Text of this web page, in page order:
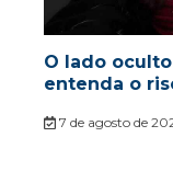
O lado
entenda o
7 de agosto de